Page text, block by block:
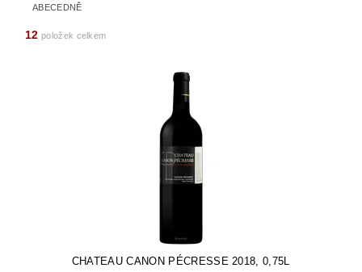
ABECEDNĚ
12 položek celkem
CHATEAU CANON PÉCRESSE 2018, 0,75L